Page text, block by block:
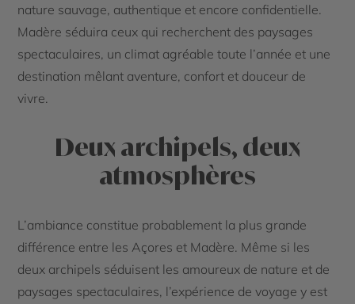
nature sauvage, authentique et encore confidentielle.
Madère séduira ceux qui recherchent des paysages
spectaculaires, un climat agréable toute l’année et une
destination mêlant aventure, confort et douceur de
vivre.
Deux archipels, deux
atmosphères
L’ambiance constitue probablement la plus grande
différence entre les Açores et Madère. Même si les
deux archipels séduisent les amoureux de nature et de
paysages spectaculaires, l’expérience de voyage y est